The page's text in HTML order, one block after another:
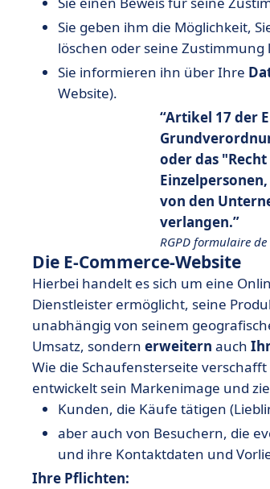
Sie geben ihm die Möglichkeit,
löschen oder seine
Sie informieren ihn über Ihre
Website).
Artikel 17 der
oder das
von den
verlangen.
RGPD formulaire
Die E-Commerce-Website
Hierbei handelt es sich um eine
Dienstleister ermöglicht, seine
unabhängig von seinem
Umsatz, sondern erweitern auch
Wie die Schaufensterseite
entwickelt sein Markenimage und
Kunden, die Käufe tätigen
aber auch von Besuchern, die
und ihre Kontaktdaten und
Ihre Pflichten: